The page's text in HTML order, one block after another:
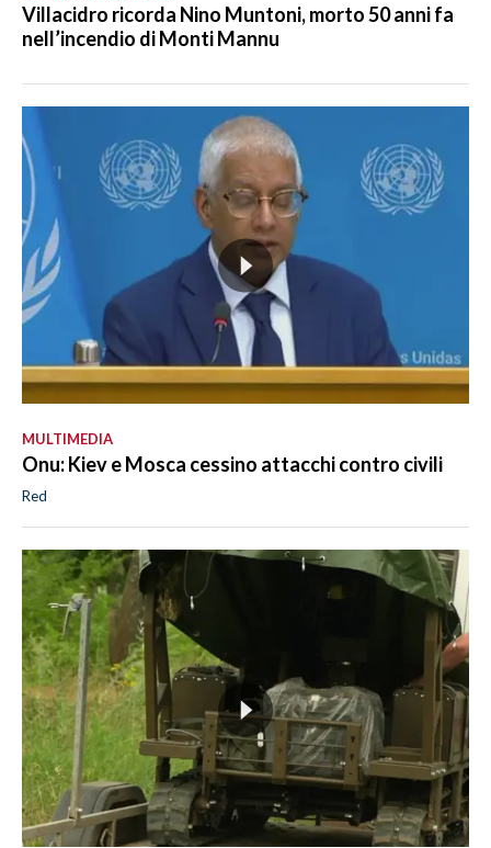
Villacidro ricorda Nino Muntoni, morto 50 anni fa
nell’incendio di Monti Mannu
MULTIMEDIA
Onu: Kiev e Mosca cessino attacchi contro civili
Red